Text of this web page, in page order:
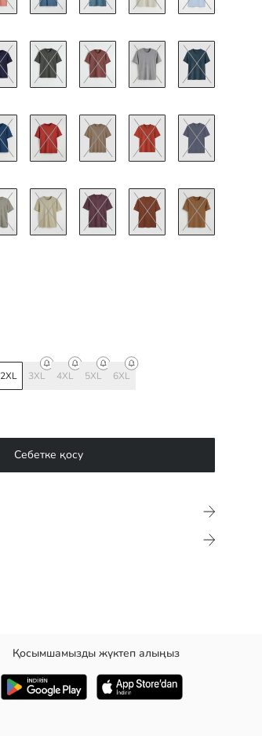
2XL 3XL 4XL 5XL 6XL
Себетке қосу
Қосымшамызды жүктеп алыңыз